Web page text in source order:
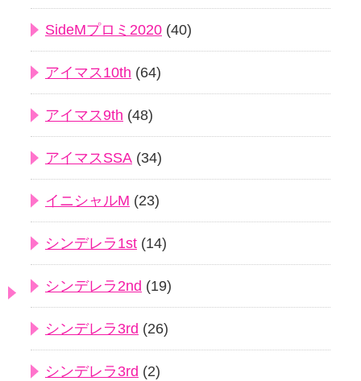
SideMプロミ2020 (40)
アイマス10th (64)
アイマス9th (48)
アイマスSSA (34)
イニシャルM (23)
シンデレラ1st (14)
シンデレラ2nd (19)
シンデレラ3rd (26)
シンデレラ3rd (2)